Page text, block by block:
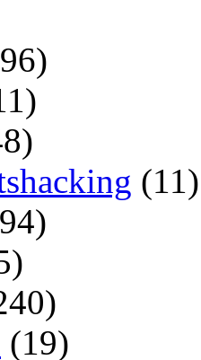
(11)
(19)